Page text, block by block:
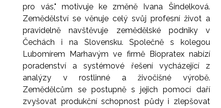
pro vás," motivuje ke změně Ivana Šindelková.
Zemědělství se věnuje celý svůj profesní život a
pravidelně navštěvuje zemědělské podniky v
Čechách i na Slovensku. Společně s kolegou
Lubomírem Marhavým ve firmě Biopratex nabízí
poradenství a systémové řešení vycházející z
analýzy v rostlinné a živočišné výrobě.
Zemědělcům se postupně s jejich pomocí daří
zvyšovat produkční schopnost půdy i zlepšovat